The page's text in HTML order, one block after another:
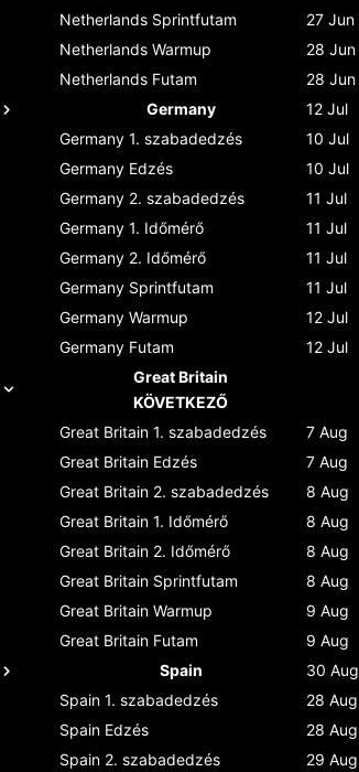
Netherlands Sprintfutam 27 Jun
Netherlands Warmup 28 Jun
Netherlands Futam 28 Jun
Germany
12 Jul
Germany 1. szabadedzés 10 Jul
Germany Edzés 10 Jul
Germany 2. szabadedzés 11 Jul
Germany 1. Időmérő 11 Jul
Germany 2. Időmérő 11 Jul
Germany Sprintfutam 11 Jul
Germany Warmup 12 Jul
Germany Futam 12 Jul
Great Britain
KÖVETKEZŐ
Great Britain 1. szabadedzés 7 Aug
Great Britain Edzés 7 Aug
Great Britain 2. szabadedzés 8 Aug
Great Britain 1. Időmérő 8 Aug
Great Britain 2. Időmérő 8 Aug
Great Britain Sprintfutam 8 Aug
Great Britain Warmup 9 Aug
Great Britain Futam 9 Aug
Spain
30 Aug
Spain 1. szabadedzés 28 Aug
Spain Edzés 28 Aug
Spain 2. szabadedzés 29 Aug